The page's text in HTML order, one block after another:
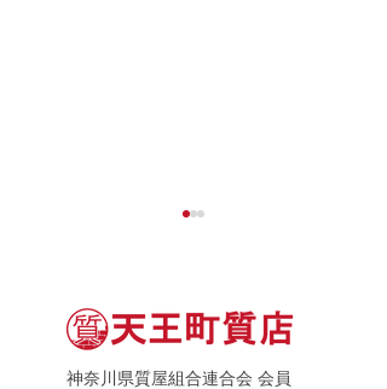
神奈川県質屋組合連合会 会員